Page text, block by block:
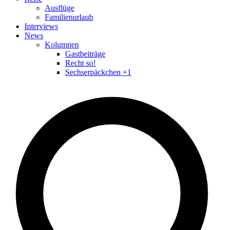
Ausflüge
Familienurlaub
Interviews
News
Kolumnen
Gastbeiträge
Recht so!
Sechserpäckchen +1